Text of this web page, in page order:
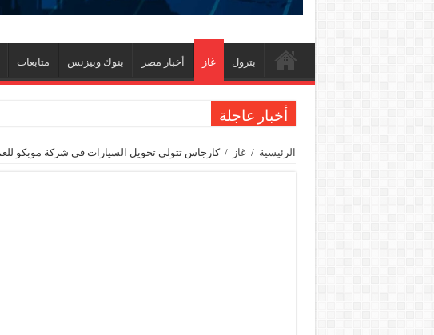
بترول غاز أخبار مصر بنوك وبيزنس متابعات
أخبار عاجلة
وزير البترول والثروة المعدنية يبحث مع إكسون موبيل العالمية
الرئيسية / غاز / كارجاس تتولي تحويل السيارات في شركة موبكو